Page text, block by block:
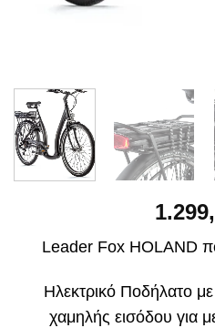
Leader Fox HOLAND
Ηλεκτρικό Ποδήλατο
χαμηλής εισόδου για